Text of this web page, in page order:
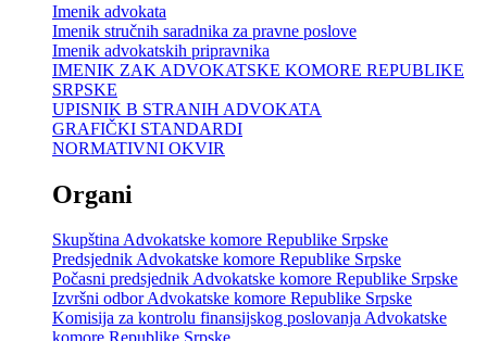
Imenik advokata
Imenik stručnih saradnika za pravne poslove
Imenik advokatskih pripravnika
IMENIK ZAK ADVOKATSKE KOMORE REPUBLIKE
SRPSKE
UPISNIK B STRANIH ADVOKATA
GRAFIČKI STANDARDI
NORMATIVNI OKVIR
Organi
Skupština Advokatske komore Republike Srpske
Predsjednik Advokatske komore Republike Srpske
Počasni predsjednik Advokatske komore Republike Srpske
Izvršni odbor Advokatske komore Republike Srpske
Komisija za kontrolu finansijskog poslovanja Advokatske